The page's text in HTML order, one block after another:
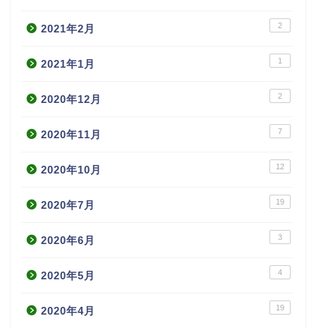
2021年2月 2
2021年1月 1
2020年12月 2
2020年11月 7
2020年10月 12
2020年7月 19
2020年6月 3
2020年5月 4
2020年4月 19